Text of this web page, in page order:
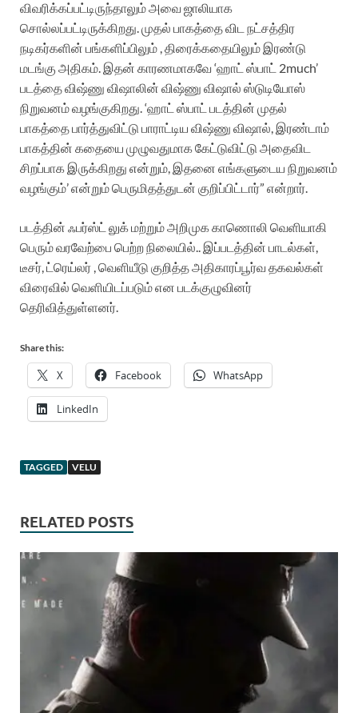
விவரிக்கப்பட்டிருந்தாலும் அவை ஜாலியாக
சொல்லப்பட்டிருக்கிறது. முதல் பாகத்தை விட நட்சத்திர
நடிகர்களின் பங்களிப்பிலும் , திரைக்கதையிலும் இரண்டு
மடங்கு அதிகம். இதன் காரணமாகவே ‘ஹாட் ஸ்பாட் 2much’
படத்தை விஷ்ணு விஷாலின் விஷ்ணு விஷால் ஸ்டுடியோஸ்
நிறுவனம் வழங்குகிறது. ‘ஹாட் ஸ்பாட் படத்தின் முதல்
பாகத்தை பார்த்துவிட்டு பாராட்டிய விஷ்ணு விஷால், இரண்டாம்
பாகத்தின் கதையை முழுவதுமாக கேட்டுவிட்டு அதைவிட
சிறப்பாக இருக்கிறது என்றும், இதனை எங்களுடைய நிறுவனம்
வழங்கும்’ என்றும் பெருமிதத்துடன் குறிப்பிட்டார்” என்றார்.
படத்தின் ஃபர்ஸ்ட் லுக் மற்றும் அறிமுக காணொலி வெளியாகி
பெரும் வரவேற்பை பெற்ற நிலையில்.. இப்படத்தின் பாடல்கள்,
டீசர், ட்ரெய்லர் , வெளியீடு குறித்த அதிகாரப்பூர்வ தகவல்கள்
விரைவில் வெளியிடப்படும் என படக்குழுவினர்
தெரிவித்துள்ளனர்.
Share this:
X Facebook WhatsApp
LinkedIn
TAGGED VELU
RELATED POSTS